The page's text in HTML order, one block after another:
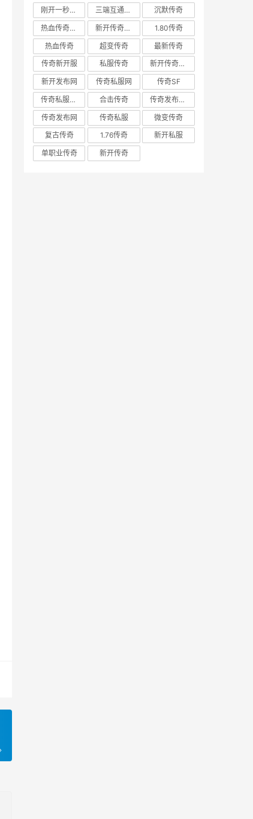
刚开一秒传奇 三端互通传奇
沉默传奇
热血传奇私服
新开传奇私服
1.80传奇
热血传奇
超变传奇
最新传奇
传奇新开服
私服传奇
新开传奇网站
新开发布网
传奇私服网
传奇SF
传奇私服发布网
合击传奇
传奇发布网新开服
传奇发布网
传奇私服
微变传奇
复古传奇
1.76传奇
新开私服
单职业传奇
新开传奇